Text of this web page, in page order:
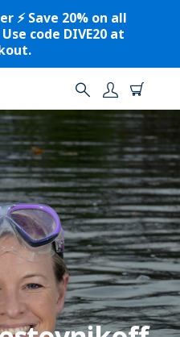
⚡️ Save 20% on all
code DIVE20 at